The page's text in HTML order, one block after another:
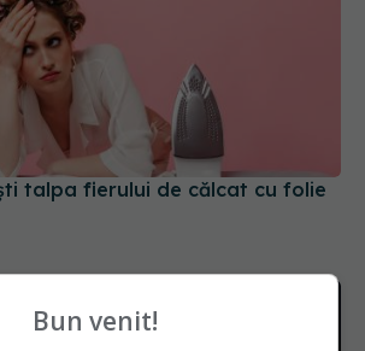
talpa fierului de călcat cu folie
Bun venit!